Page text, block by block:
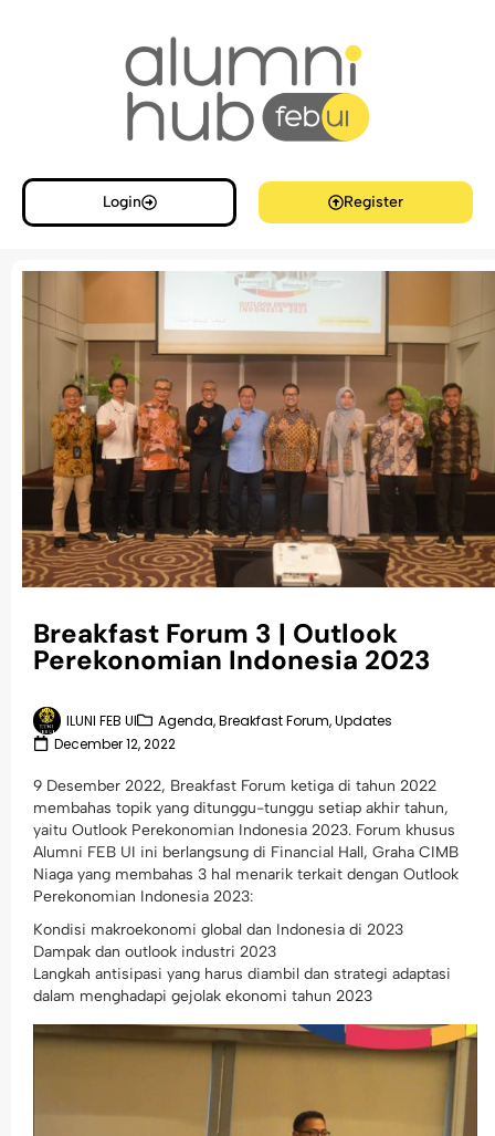
Login Register
Breakfast Forum 3 | Outlook
Perekonomian Indonesia 2023
ILUNI FEB UI Agenda,Breakfast Forum,Updates
December 12, 2022
9 Desember 2022, Breakfast Forum ketiga di tahun 2022
membahas topik yang ditunggu-tunggu setiap akhir tahun,
yaitu Outlook Perekonomian Indonesia 2023. Forum khusus
Alumni FEB UI ini berlangsung di Financial Hall, Graha CIMB
Niaga yang membahas 3 hal menarik terkait dengan Outlook
Perekonomian Indonesia 2023:
Kondisi makroekonomi global dan Indonesia di 2023
Dampak dan outlook industri 2023
Langkah antisipasi yang harus diambil dan strategi adaptasi
dalam menghadapi gejolak ekonomi tahun 2023